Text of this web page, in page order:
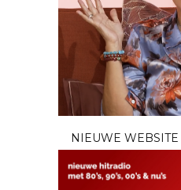
NIEUWE